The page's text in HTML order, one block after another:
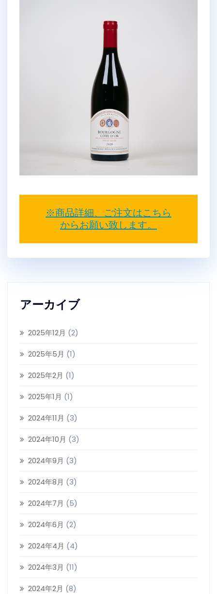
※商品詳細、ご注文はこちら
からお願い致します。
アーカイブ
2025年12月 (2)
2025年5月 (1)
2025年2月 (1)
2025年1月 (1)
2024年11月 (3)
2024年10月 (3)
2024年9月 (3)
2024年8月 (3)
2024年7月 (5)
2024年6月 (2)
2024年4月 (4)
2024年3月 (11)
2024年2月 (8)